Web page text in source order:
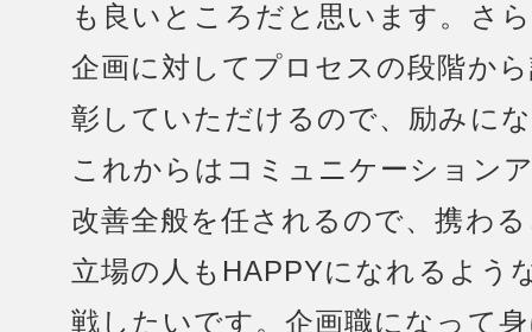
も良いところだと思います。さ
企画に対してプロセスの段階か
彰していただけるので、励みに
これからはコミュニケーション
改善全般を任されるので、携わ
立場の人もHAPPYになれるよう
戦したいです。企画職になって